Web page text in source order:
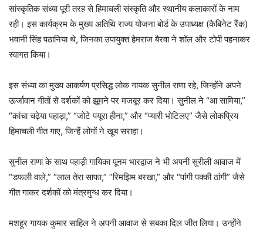
सांस्कृतिक संध्या पूरी तरह से हिमाचली संस्कृति और स्थानीय कलाकारों के नाम
रही। इस कार्यक्रम के मुख्य अतिथि राज्य योजना बोर्ड के उपाध्यक्ष (कैबिनेट रैंक)
भवानी सिंह पठानिया थे, जिनका उपायुक्त हेमराज बैरवा ने शॉल और टोपी पहनाकर
स्वागत किया।
इस संध्या का मुख्य आकर्षण प्रसिद्ध लोक गायक सुनील राणा रहे, जिन्होंने अपने
ऊर्जावान गीतों से दर्शकों को झूमने पर मजबूर कर दिया। सुनील ने “आ सामिया,”
“कांचा चढ़ेया पहाड़ा,” “जोटे पयूरा हीना,” और “प्यारी भोटिलए” जैसे लोकप्रिय
हिमाचली गीत गाए, जिन्हें लोगों ने खूब सराहा।
सुनील राणा के साथ पहाड़ी गायिका पूनम भारद्वाज ने भी अपनी सुरीली आवाज में
“डफली वाले,” “लाल तेरा साफा,” “रिमझिम बरखा,” और “पांगी पक्की ठांगी” जैसे
गीत गाकर दर्शकों को मंत्रमुग्ध कर दिया।
मशहूर गायक कुमार साहिल ने अपनी आवाज से सबका दिल जीत लिया। उन्होंने